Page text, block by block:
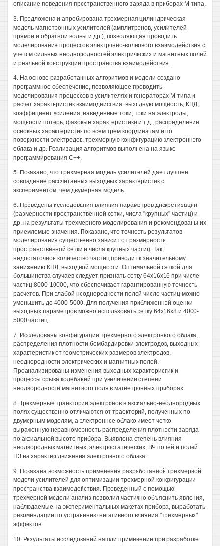
описание поведения пространственного заряда в приборах М-типа.
3. Предложена и апробирована трехмерная цилиндрическая
модель магнетронных усилителей (амплитронов, усилителей
прямой и обратной волны и др.), позволяющая проводить
моделирование процессов электронно-волнового взаимодействия с
учетом сильных неоднородностей электрических и магнитных полей
и реальной конструкции пространства взаимодействия.
4. На основе разработанных алгоритмов и модели создано
программное обеспечение, позволяющее проводить
моделирования процессов в усилителях и генераторах М-типа и
расчет характеристик взаимодействия: выходную мощность, КПД,
коэффициент усиления, наведенные токи, токи на электроды,
мощности потерь, фазовые характеристики и т.д., распределение
основных характеристик по всем трем координатам и по
поверхности электродов, трехмерную конфигурацию электронного
облака и др. Реализация алгоритмов выполнена на языке
программирования С++.
5. Показано, что трехмерная модель усилителей дает лучшее
совпадение рассчитанных выходных характеристик с
экспериментом, чем двумерная модель.
6. Проведены исследования влияния параметров дискретизации
(размерности пространственной сетки, числа "крупных" частиц) и
др. на результаты трехмерного моделирования и рекомендованы их
приемлемые значения. Показано, что точность результатов
моделирования существенно зависит от размерности
пространственной сетки и числа крупных частиц. Так,
недостаточное количество частиц приводит к значительному
занижению КПД, выходной мощности. Оптимальной сеткой для
большинства случаев следует признать сетку 64x16x16 при числе
частиц 8000-10000, что обеспечивает гарантированную точность
расчетов. При слабой неоднородности полей число частиц можно
уменьшить до 4000-5000. Для получения приближенной оценки
выходных параметров можно использовать сетку 64x16x8 и 4000-
5000 частиц.
7. Исследованы конфигурации трехмерного электронного облака,
распределения плотности бомбардировки электродов, выходных
характеристик от геометрических размеров электродов,
неоднородности электрических и магнитных полей.
Проанализированы изменения выходных характеристик и
процессы срыва колебаний при увеличении степени
неоднородности магнитного поля в магнетронных приборах.
8. Трехмерные траектории электронов в аксиально-неоднородных
полях существенно отличаются от траекторий, полученных по
двумерным моделям, а электронное облако имеет четко
выраженную неравномерность распределения плотности заряда
по аксиальной высоте прибора. Выявлена степень влияния
неоднородных магнитных, электростатических, ВЧ полей и полей
ПЗ на характер движения электронного облака.
9. Показана возможность применения разработанной трехмерной
модели усилителей для оптимизации трехмерной конфигурации
пространства взаимодействия. Проведенный с помощью
трехмерной модели анализ позволил частично объяснить явления,
наблюдаемые на экспериментальных макетах прибора, выработать
рекомендации по устранению негативного влияния "трехмерных"
эффектов.
10. Результаты исследований нашли применение при разработке